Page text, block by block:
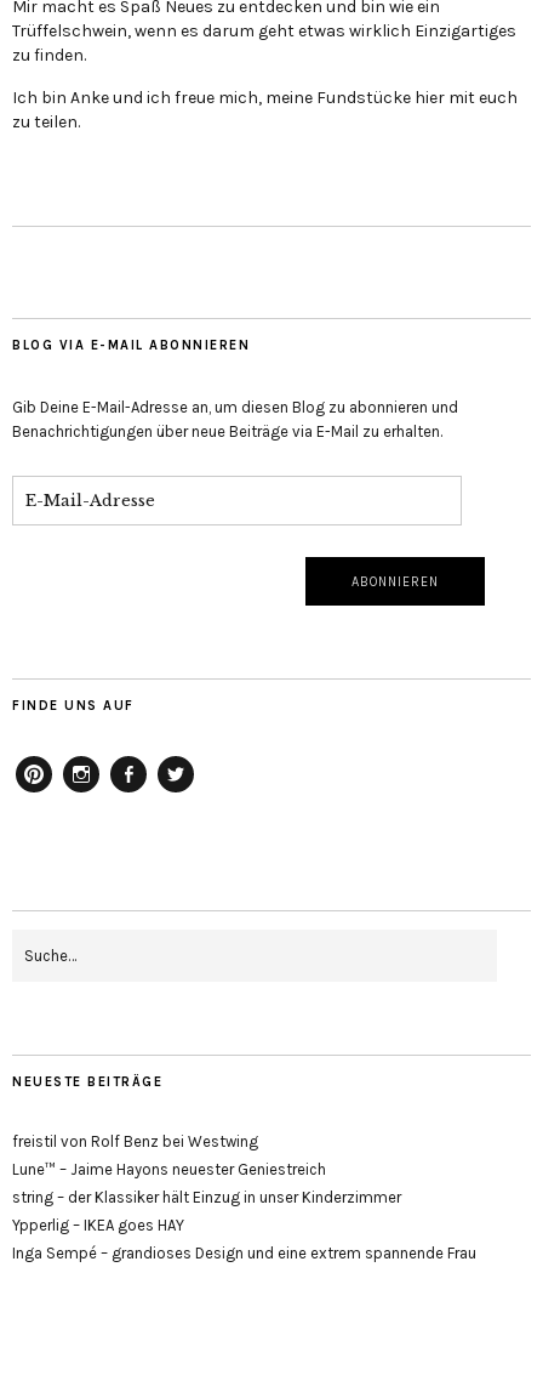
Mir macht es Spaß Neues zu entdecken und bin wie ein
Trüffelschwein, wenn es darum geht etwas wirklich Einzigartiges
zu finden.
Ich bin Anke und ich freue mich, meine Fundstücke hier mit euch
zu teilen.
BLOG VIA E-MAIL ABONNIEREN
Gib Deine E-Mail-Adresse an, um diesen Blog zu abonnieren und
Benachrichtigungen über neue Beiträge via E-Mail zu erhalten.
FINDE UNS AUF
NEUESTE BEITRÄGE
freistil von Rolf Benz bei Westwing
Lune™ – Jaime Hayons neuester Geniestreich
string – der Klassiker hält Einzug in unser Kinderzimmer
Ypperlig – IKEA goes HAY
Inga Sempé – grandioses Design und eine extrem spannende Frau